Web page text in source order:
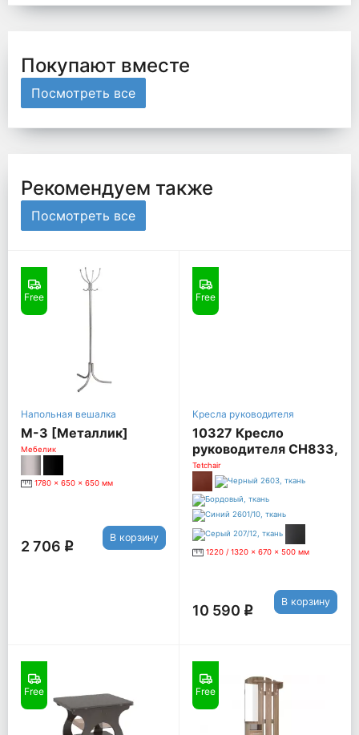
Покупают вместе
Посмотреть все
Рекомендуем также
Посмотреть все
Free
Напольная вешалка
М-3 [Металлик]
Мебелик
1780 x 650 x 650 мм
2 706 q
В корзину
Free
Кресла руководителя
10327 Кресло
руководителя СН833,
серый
Tetchair
1220 / 1320 x 670 x 500 мм
10 590 q
В корзину
Free Free